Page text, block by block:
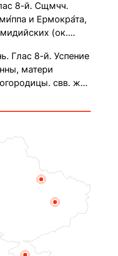
Христа
8-й. Сщмчч.
и Ермокра́та,
(ок.
в Ближних
Глас 8-й. Успение
матери
свв. жен
девы,...